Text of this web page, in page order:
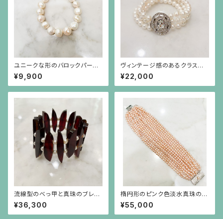
ユニークな形のバロックパール
のシンプルなブレスレット 19㎝
¥9,900
ヴィンテージ感のあるクラスプ
（銀色）のパール3連ブレスレット
¥22,000
流線型のべっ甲と真珠のブレス
レット
¥36,300
楕円形のピンク色淡水真珠の16
連ブレスレット、シルバー金具
¥55,000